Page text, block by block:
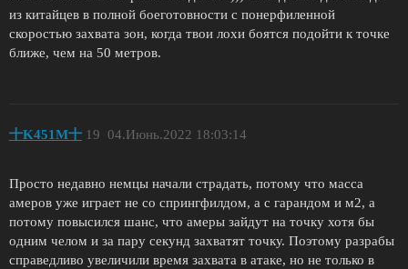
из китайцев в полной боеготовности с понерфиленной
скоростью захвата зон, когда твои лохи боятся подойти к точке
ближе, чем на 50 метров.
十K451M十 04.Июнь.2022 18:03:14
19
Просто недавно немцы начали страдать, потому что масса
амеров уже играет не со спрингфилдом, а с гарандом и м2, а
потому повысился шанс, что амеры зайдут на точку хотя бы
одним челом и за пару секунд захватят точку. Поэтому разрабы
справедливо увеличили время захвата в атаке, но не только в